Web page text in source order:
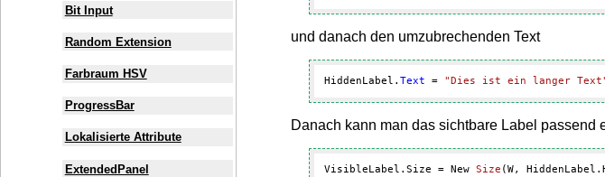
und danach den umzubrechenden Text
HiddenLabel. Text = "Dies ist ein langer
Danach kann man das sichtbare Label passend
VisibleLabel.Size = New Size (W,
Bit Input
Random Extension
Farbraum HSV
ProgressBar
Lokalisierte Attribute
ExtendedPanel